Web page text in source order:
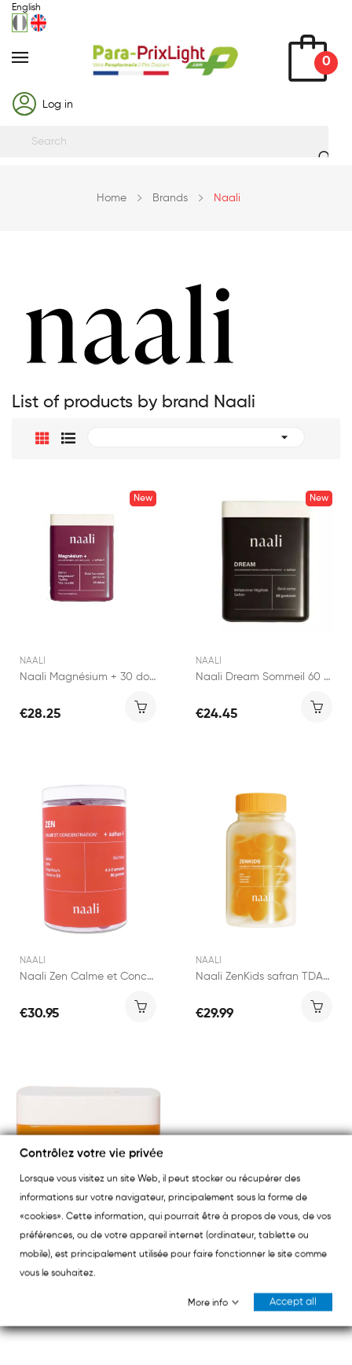
English
0
Log in
Home Brands Naali
List of products by brand Naali

New
NAALI
Naali Magnésium + 30 doses
€28.25
New
NAALI
Naali Dream Sommeil 60 gummies
€24.45
NAALI
Naali Zen Calme et Concentration + Safran 90...
€30.95
NAALI
Naali ZenKids safran TDAH 90 gommes
€29.99
NAALI
Contrôlez votre vie privée
Lorsque vous visitez un site Web, il peut stocker ou récupérer des
informations sur votre navigateur, principalement sous la forme de
«cookies». Cette information, qui pourrait être à propos de vous, de vos
préférences, ou de votre appareil internet (ordinateur, tablette ou
mobile), est principalement utilisée pour faire fonctionner le site comme
vous le souhaitez.
More info Accept all